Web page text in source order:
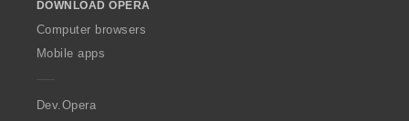
w
O
p
a
DOWNLOAD OPERA
Computer browsers
Mobile apps
Dev.Opera